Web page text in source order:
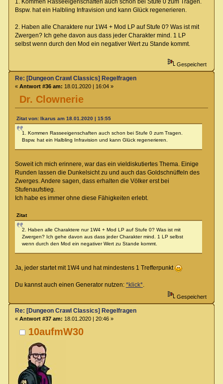
1. Kommen Rasseeigenschaften auch schon bei Stufe 0 zum Tragen.
Bspw. hat ein Halbling Infravision und kann Glück regenerieren.
2. Haben alle Charaktere nur 1W4 + Mod LP auf Stufe 0? Was ist mit
Zwergen? Ich gehe davon aus dass jeder Charakter mind. 1 LP
selbst wenn durch den Mod ein negativer Wert zu Stande kommt.
Gespeichert
Dr. Clownerie
Re: [Dungeon Crawl Classics] Regelfragen
« Antwort #36 am: 18.01.2020 | 16:04 »
Zitat von: Ikarus am 18.01.2020 | 15:55
1. Kommen Rasseeigenschaften auch schon bei Stufe 0 zum Tragen.
Bspw. hat ein Halbling Infravision und kann Glück regenerieren.
Soweit ich mich erinnere, war das ein vieldiskutiertes Thema. Einige
Runden lassen die Dunkelsicht zu und auch das Goldschnüffeln des
Zwerges. Andere sagen, dass erhalten die Völker erst bei
Stufenaufstieg.
Ich habe es immer ohne diese Fähigkeiten erlebt.
Zitat
2. Haben alle Charaktere nur 1W4 + Mod LP auf Stufe 0? Was ist mit
Zwergen? Ich gehe davon aus dass jeder Charakter mind. 1 LP selbst
wenn durch den Mod ein negativer Wert zu Stande kommt.
Ja, jeder startet mit 1W4 und hat mindestens 1 Trefferpunkt
Du kannst auch einen Generator nutzen: *klick*.
Gespeichert
10aufmW30
Re: [Dungeon Crawl Classics] Regelfragen
« Antwort #37 am: 18.01.2020 | 20:46 »